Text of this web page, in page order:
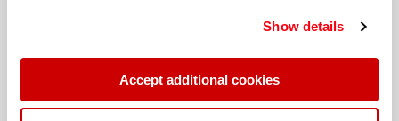
Show details
Accept additional cookies